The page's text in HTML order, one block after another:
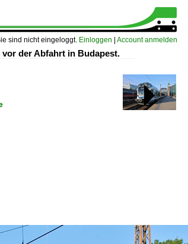
sind nicht eingeloggt. Einloggen Account anmelden
vor der Abfahrt in Budapest.